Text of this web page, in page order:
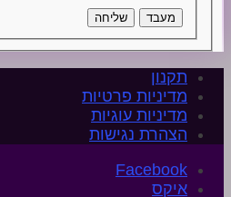
מעבד שליחה
תקנון
מדיניות פרטיות
מדיניות עוגיות
הצהרת נגישות
איקס